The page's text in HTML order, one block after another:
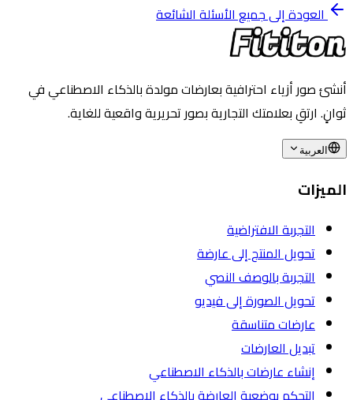
العودة إلى جميع الأسئلة الشائعة
أنشئ صور أزياء احترافية بعارضات مولدة بالذكاء الاصطناعي في
ثوانٍ. ارتقِ بعلامتك التجارية بصور تحريرية واقعية للغاية.
العربية
الميزات
التجربة الافتراضية
تحويل المنتج إلى عارضة
التجربة بالوصف النصي
تحويل الصورة إلى فيديو
عارضات متناسقة
تبديل العارضات
إنشاء عارضات بالذكاء الاصطناعي